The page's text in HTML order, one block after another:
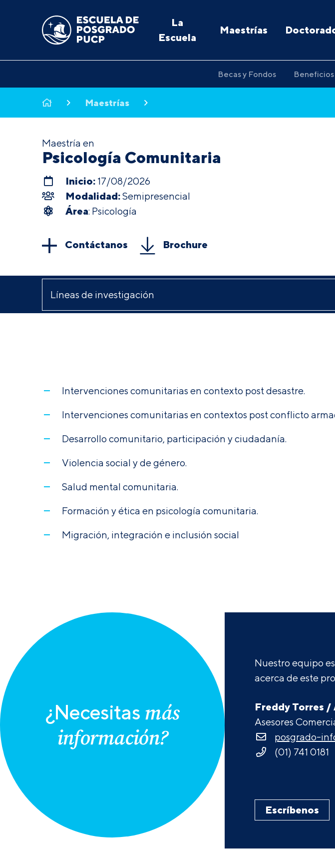
La
Escuela
Maestrías
Becas y Fondos Beneficios
Maestrías
Maestría en
Psicología Comunitaria
Inicio: 17/08/2026
Modalidad:Semipresencial
Área: Psicología
Contáctanos Brochure
Intervenciones comunitarias en contexto post desastre.
Intervenciones comunitarias en contextos post conflicto
Desarrollo comunitario, participación y ciudadanía.
Violencia social y de género.
Salud mental comunitaria.
Formación y ética en psicología comunitaria.
Migración, integración e inclusión social
¿Necesitas más
información?
Nuestro equipo
acerca de este
Freddy Torres /
Asesores
posgrado-
(01) 741 0181
Escríbenos